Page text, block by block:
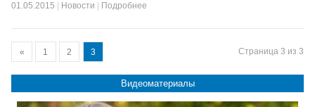
01.05.2015 Новости Подробнее
Страница 3 из 3
« 1 2 3
Видеоматериалы